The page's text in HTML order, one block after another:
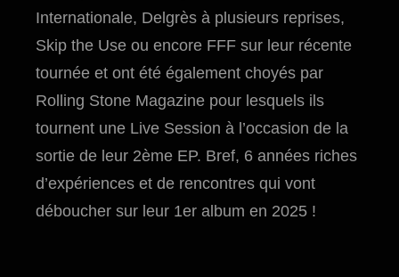
Internationale, Delgrès à plusieurs reprises,
Skip the Use ou encore FFF sur leur récente
tournée et ont été également choyés par
Rolling Stone Magazine pour lesquels ils
tournent une Live Session à l’occasion de la
sortie de leur 2ème EP. Bref, 6 années riches
d’expériences et de rencontres qui vont
déboucher sur leur 1er album en 2025 !